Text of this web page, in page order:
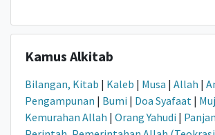
Kamus Alkitab
Bilangan, Kitab | Kaleb | Musa | Allah |
Pengampunan | Bumi | Doa Syafaat |
Kemurahan Allah | Orang Yahudi |